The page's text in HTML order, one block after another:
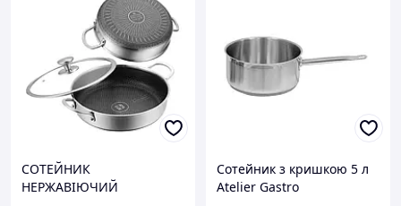
СОТЕЙНИК
НЕРЖАВІЮЧИЙ
Сотейник з кришкою 5 л
Atelier Gastro